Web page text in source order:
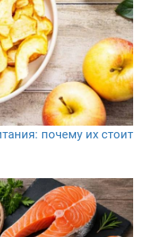
почему их стоит